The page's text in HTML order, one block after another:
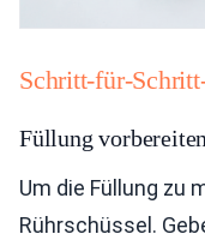
Schritt-für-
Füllung vorbereiten
Um die Füllung zu
Rührschüssel.